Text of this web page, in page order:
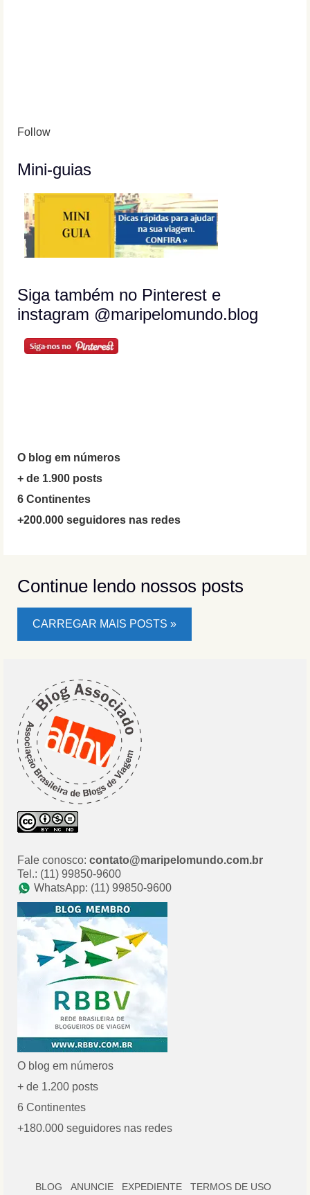
Follow
Mini-guias
Siga também no Pinterest e
instagram @maripelomundo.blog
O blog em números
+ de 1.900 posts
6 Continentes
+200.000 seguidores nas redes
Continue lendo nossos posts
CARREGAR MAIS POSTS »
Fale conosco: contato@maripelomundo.com.br
Tel.: (11) 99850-9600
WhatsApp: (11) 99850-9600
O blog em números
+ de 1.200 posts
6 Continentes
+180.000 seguidores nas redes
BLOG ANUNCIE EXPEDIENTE TERMOS DE USO